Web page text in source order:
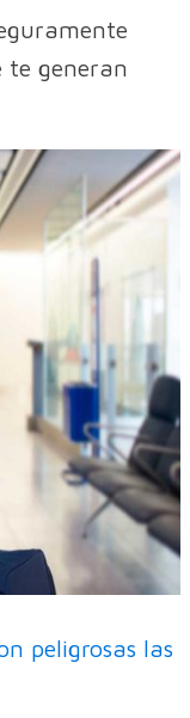
te generan
peligrosas las